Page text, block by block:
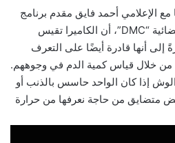
الإعلامي أحمد فايق مقدم برنامج
“مصر تستطيع”، المُذاع عبر فضائية “DMC”، أن الكاميرا تقيس
أنها قادرة أيضًا على التعرف
خلال قياس كمية الدم في وجوههم.
إذا كان الواحد حاسس بالذنب أو
متضايق من حاجة نعرفها من حرارة